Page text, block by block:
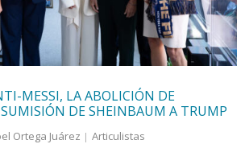
MESSI, LA ABOLICIÓN DE
SUMISIÓN DE SHEINBAUM A TRUMP
Ortega Juárez
Articulistas